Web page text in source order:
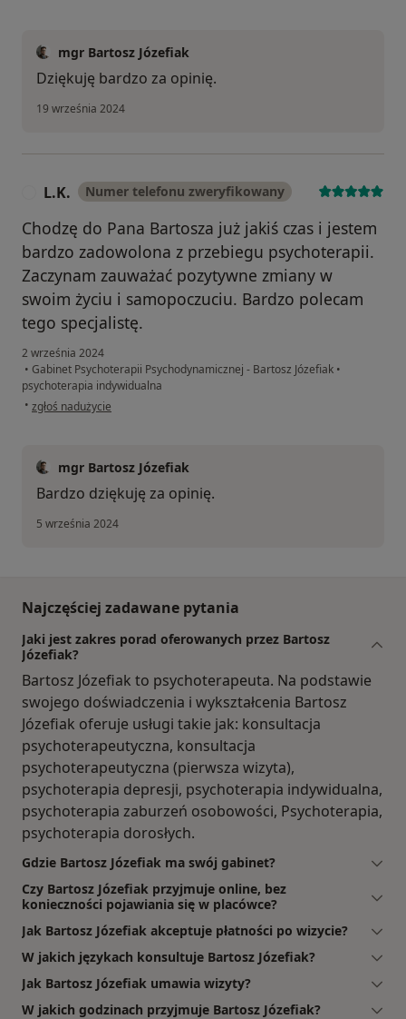
mgr Bartosz Józefiak
Dziękuję bardzo za opinię.
19 września 2024
L.K. Numer telefonu zweryfikowany
Chodzę do Pana Bartosza już jakiś czas i jestem
bardzo zadowolona z przebiegu psychoterapii.
Zaczynam zauważać pozytywne zmiany w
swoim życiu i samopoczuciu. Bardzo polecam
tego specjalistę.
2 września 2024
• Gabinet Psychoterapii Psychodynamicznej - Bartosz Józefiak •
psychoterapia indywidualna
• w opinii użytkownika L.K.
zgłoś nadużycie
mgr Bartosz Józefiak
Bardzo dziękuję za opinię.
5 września 2024
Najczęściej zadawane pytania
Jaki jest zakres porad oferowanych przez Bartosz
Józefiak?
Bartosz Józefiak to psychoterapeuta. Na podstawie
swojego doświadczenia i wykształcenia Bartosz
Józefiak oferuje usługi takie jak: konsultacja
psychoterapeutyczna, konsultacja
psychoterapeutyczna (pierwsza wizyta),
psychoterapia depresji, psychoterapia indywidualna,
psychoterapia zaburzeń osobowości, Psychoterapia,
psychoterapia dorosłych.
Gdzie Bartosz Józefiak ma swój gabinet?
Czy Bartosz Józefiak przyjmuje online, bez
konieczności pojawiania się w placówce?
Jak Bartosz Józefiak akceptuje płatności po wizycie?
W jakich językach konsultuje Bartosz Józefiak?
Jak Bartosz Józefiak umawia wizyty?
W jakich godzinach przyjmuje Bartosz Józefiak?